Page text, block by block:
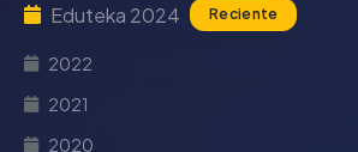
Eduteka 2024 Reciente
2022
2021
2020